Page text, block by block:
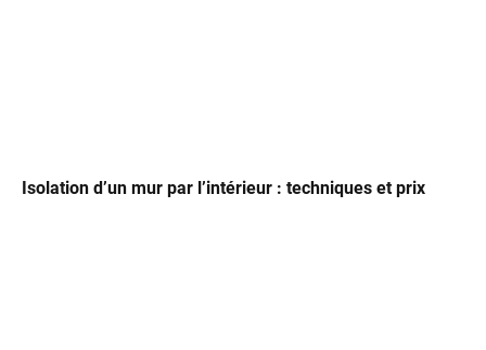
Isolation d’un mur par l’intérieur : techniques et prix